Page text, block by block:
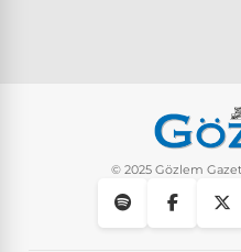
© 2025 Gözlem